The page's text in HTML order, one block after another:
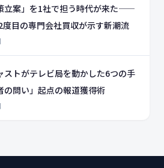
立案」を1社で担う時代が来た——
度目の専門会社買収が示す新潮流
ストがテレビ局を動かした6つの手
の問い」起点の報道獲得術